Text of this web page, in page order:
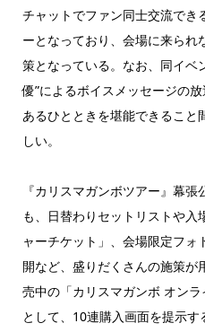
チャットでファン同士交流でき
ーとなっており、会場に来ら
策となっている。なお、同イベ
優”によるボイスメッセージの
あるひとときを堪能できること
しい。
『カリスマガンボツアー』幕
も、日替わりセットリストや
ャーチケット」、会場限定フ
開など、盛りだくさんの施策が
売中の「カリスマガンボ オン
として、10連購入画面を提示